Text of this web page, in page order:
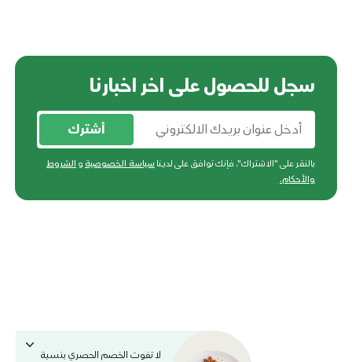
سجل للحصول على اخر اخبارنا
أشترك
بالنقر على "الاشتراك"، فإنك توافق على لدينا سياسة الخصوصية و الشروط
والأحكام.
لا تفوت الخصم الحصري بنسبة